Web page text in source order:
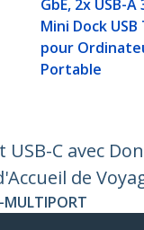
GbE, 2x USB-A
Mini Dock
pour
Portable
C avec
de
MULTIPORT